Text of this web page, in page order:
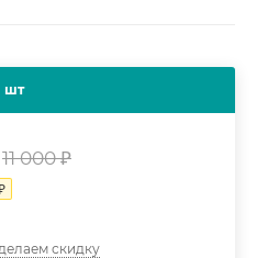
шт
11 000₽
скидку